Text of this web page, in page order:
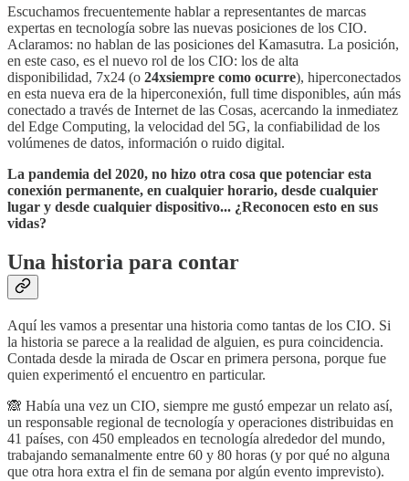
Escuchamos frecuentemente hablar a representantes de marcas
expertas en tecnología sobre las nuevas posiciones de los CIO.
Aclaramos: no hablan de las posiciones del Kamasutra. La posición,
en este caso, es el nuevo rol de los CIO: los de alta
disponibilidad, 7x24 (o 24xsiempre como ocurre), hiperconectados
en esta nueva era de la hiperconexión, full time disponibles, aún más
conectado a través de Internet de las Cosas, acercando la inmediatez
del Edge Computing, la velocidad del 5G, la confiabilidad de los
volúmenes de datos, información o ruido digital.
La pandemia del 2020, no hizo otra cosa que potenciar esta
conexión permanente, en cualquier horario, desde cualquier
lugar y desde cualquier dispositivo... ¿Reconocen esto en sus
vidas?
Una historia para contar
Aquí les vamos a presentar una historia como tantas de los CIO. Si
la historia se parece a la realidad de alguien, es pura coincidencia.
Contada desde la mirada de Oscar en primera persona, porque fue
quien experimentó el encuentro en particular.
🙈 Había una vez un CIO, siempre me gustó empezar un relato así,
un responsable regional de tecnología y operaciones distribuidas en
41 países, con 450 empleados en tecnología alrededor del mundo,
trabajando semanalmente entre 60 y 80 horas (y por qué no alguna
que otra hora extra el fin de semana por algún evento imprevisto).